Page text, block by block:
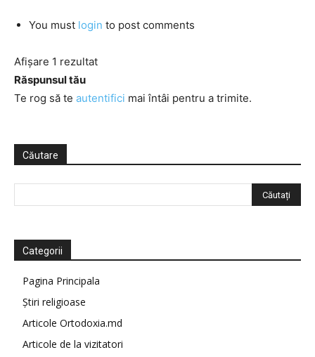
You must login to post comments
Afișare 1 rezultat
Răspunsul tău
Te rog să te autentifici mai întâi pentru a trimite.
Căutare
Categorii
Pagina Principala
Știri religioase
Articole Ortodoxia.md
Articole de la vizitatori